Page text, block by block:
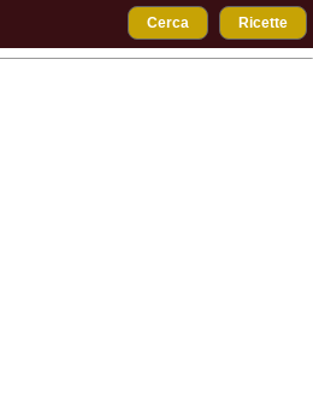
Cerca Ricette